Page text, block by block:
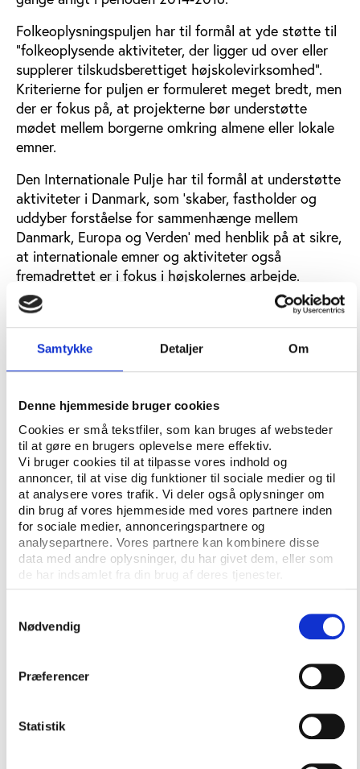
Samtykke Detaljer Om
Denne hjemmeside bruger cookies
Cookies er små tekstfiler, som kan bruges af websteder
til at gøre en brugers oplevelse mere effektiv.
Vi bruger cookies til at tilpasse vores indhold og
annoncer, til at vise dig funktioner til sociale medier og til
at analysere vores trafik. Vi deler også oplysninger om
din brug af vores hjemmeside med vores partnere inden
for sociale medier, annonceringspartnere og
analysepartnere. Vores partnere kan kombinere disse
data med andre oplysninger, du har givet dem, eller som
de har indsamlet fra din brug af deres tjenester.
Nødvendig
Præferencer
Statistik
Folkeoplysningspuljen har til formål at yde støtte til
”folkeoplysende aktiviteter, der ligger ud over eller
supplerer tilskudsberettiget højskolevirksomhed”.
Kriterierne for puljen er formuleret meget bredt, men
der er fokus på, at projekterne bør understøtte
mødet mellem borgerne omkring almene eller lokale
emner.
Den Internationale Pulje har til formål at understøtte
aktiviteter i Danmark, som ’skaber, fastholder og
uddyber forståelse for sammenhænge mellem
Danmark, Europa og Verden’ med henblik på at sikre,
at internationale emner og aktiviteter også
fremadrettet er i fokus i højskolernes arbejde.
Begge puljer kan søges af enkelthøjskoler, men der
opfordres til samarbejde med andre højskoler eller
øvrige aktører.
FFD har bedt Videncenter for Folkeoplysning om at
stå for en ekstern evaluering af puljernes anvendelse.
Evalueringen har følgende overordnede formål:
At belyse i hvilken udstrækning og på hvilken
måde projekterne har opfyldt de kriterier, der
er lagt til grund for bevillingen.
At udbrede erfaringer og inspiration til andre
institutioner (højskoler, organisationer,
samarbejdspartnere mv.).
evalueringsskemaer, som bevillingsmodtagerne
udfylder ved projekternes afslutning. Derudover
projektledere.
afrapporteret i en
ultimo 2015 med fokus